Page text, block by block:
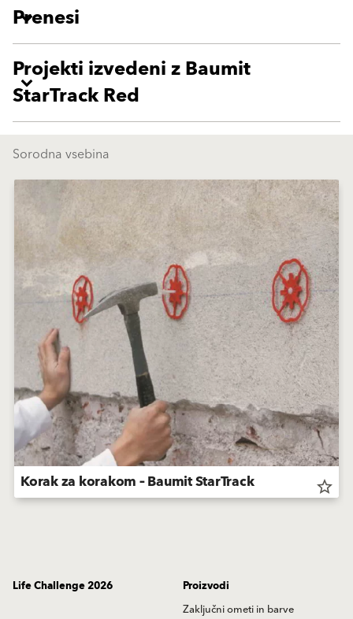
Prenesi
Projekti izvedeni z Baumit
StarTrack Red
Sorodna vsebina
Korak za korakom – Baumit StarTrack star_border
Life Challenge 2026
Proizvodi
Zaključni ometi in barve